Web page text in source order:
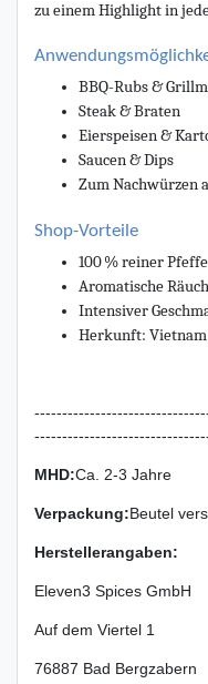
zu einem Highlight in
BBQ-Rubs &
Steak & Braten
Eierspeisen &
Saucen & Dips
Zum Nachwürzen
Shop-Vorteile
100 % reiner
Aromatische
Intensiver
Herkunft: Vietnam
MHD:Ca. 2-3 Jahre
Verpackung:Beutel
Herstellerangaben:
Eleven3 Spices GmbH
Auf dem Viertel 1
76887 Bad Bergzabern